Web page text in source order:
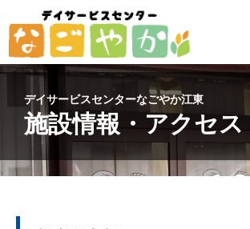
デイサービスセンターなごやか江東
施設情報・アクセス